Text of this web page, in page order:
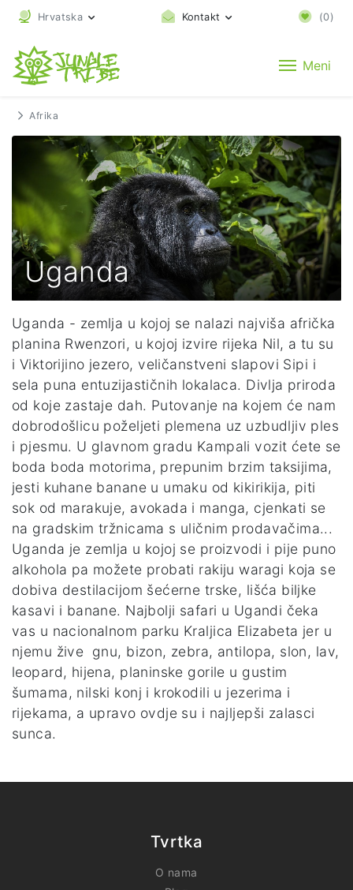
Hrvatska Kontakt (0)
Meni
Afrika
Uganda
Uganda - zemlja u kojoj se nalazi najviša afrička
planina Rwenzori, u kojoj izvire rijeka Nil, a tu su
i Viktorijino jezero, veličanstveni slapovi Sipi i
sela puna entuzijastičnih lokalaca. Divlja priroda
od koje zastaje dah. Putovanje na kojem će nam
dobrodošlicu poželjeti plemena uz uzbudljiv ples
i pjesmu. U glavnom gradu Kampali vozit ćete se
boda boda motorima, prepunim brzim taksijima,
jesti kuhane banane u umaku od kikirikija, piti
sok od marakuje, avokada i manga, cjenkati se
na gradskim tržnicama s uličnim prodavačima...
Uganda je zemlja u kojoj se proizvodi i pije puno
alkohola pa možete probati rakiju waragi koja se
dobiva destilacijom šećerne trske, lišća biljke
kasavi i banane. Najbolji safari u Ugandi čeka
vas u nacionalnom parku Kraljica Elizabeta jer u
njemu žive gnu, bizon, zebra, antilopa, slon, lav,
leopard, hijena, planinske gorile u gustim
šumama, nilski konj i krokodili u jezerima i
rijekama, a upravo ovdje su i najljepši zalasci
sunca.
Tvrtka
O nama